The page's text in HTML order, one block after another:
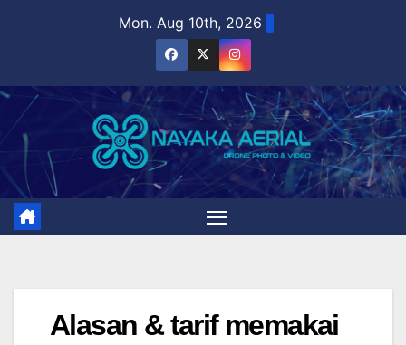
Mon. Aug 10th, 2026
Alasan & tarif memakai